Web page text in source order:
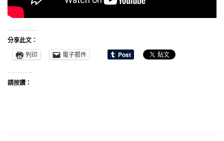
分享此文：
列印
電子郵件
請按讚：